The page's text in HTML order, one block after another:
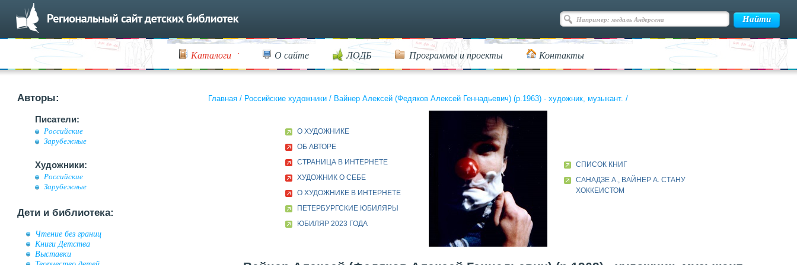
Каталоги О сайте ЛОДБ Программы и проекты Контакты
Авторы:
Писатели:
Российские
Зарубежные
Художники:
Российские
Зарубежные
Дети и библиотека:
Чтение без границ
Книги Детства
Выставки
Главная / Российские художники / Вайнер Алексей (Федяков Алексей Геннадьевич) (р.1963) - художник, музыкант. /
О ХУДОЖНИКЕ
ОБ АВТОРЕ
СТРАНИЦА В ИНТЕРНЕТЕ
ХУДОЖНИК О СЕБЕ
О ХУДОЖНИКЕ В ИНТЕРНЕТЕ
ПЕТЕРБУРГСКИЕ ЮБИЛЯРЫ
ЮБИЛЯР 2023 ГОДА
СПИСОК КНИГ
САНАДЗЕ А., ВАЙНЕР А. СТАНУ
ХОККЕИСТОМ